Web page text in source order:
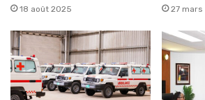
18 août 2025 27 mars